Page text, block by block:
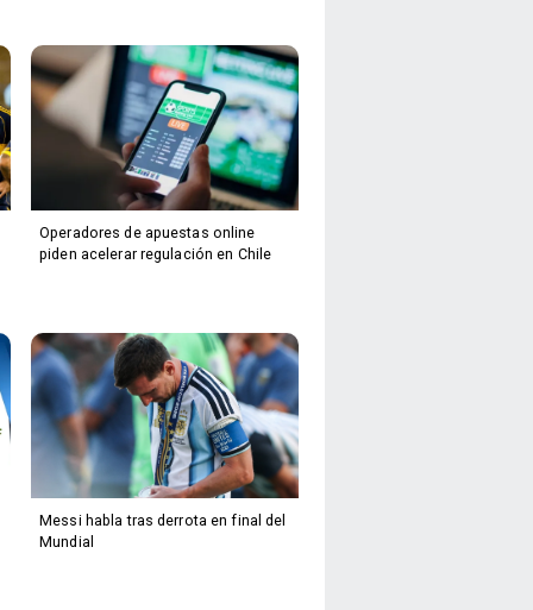
Operadores de apuestas online
piden acelerar regulación en Chile
Messi habla tras derrota en final del
Mundial